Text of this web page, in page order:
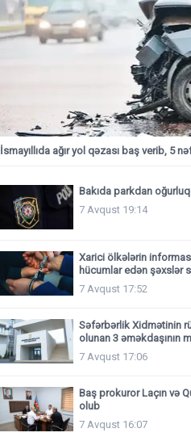
İsmayıllıda ağır yol qəzası baş verib, 5
Bakıda parkdan
7 Avqust 19:14
Xarici ölkələrin
hücumlar edən şəxslər
7 Avqust 17:52
Səfərbərlik Xidmətinin
olunan 3 əməkdaşının
7 Avqust 17:06
Baş prokuror Laçın və
olub
7 Avqust 16:07